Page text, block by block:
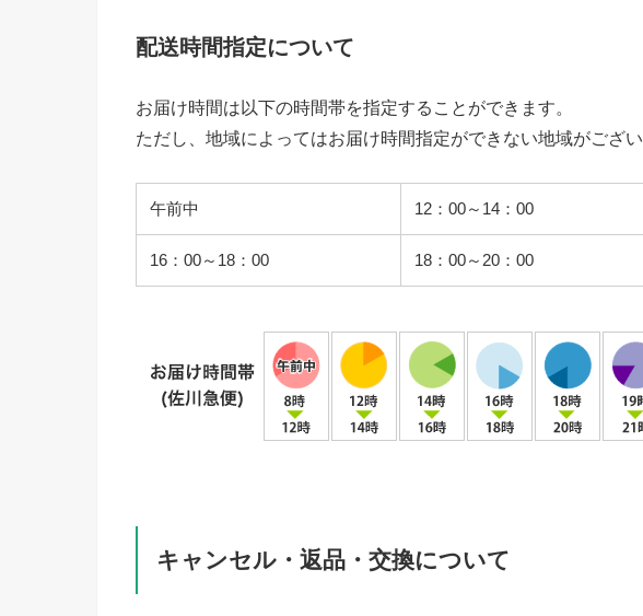
配送時間指定について
お届け時間は以下の時間帯を指定することができます。
ただし、地域によってはお届け時間指定ができない地域がござ
午前中 12：00～14：00
16：00～18：00 18：00～20：00
キャンセル・返品・交換について